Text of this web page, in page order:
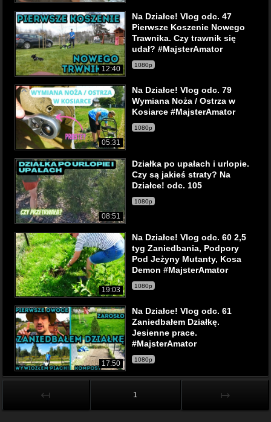
12:40
Na Działce! Vlog odc. 47
Pierwsze Koszenie Nowego
Trawnika. Czy trawnik się
udał? #MajsterAmator
1080p
05:31
Na Działce! Vlog odc. 79
Wymiana Noża / Ostrza w
Kosiarce #MajsterAmator
1080p
08:51
Działka po upałach i urlopie.
Czy są jakieś straty? Na
Działce! odc. 105
1080p
19:03
Na Działce! Vlog odc. 60 2,5
tyg Zaniedbania, Podpory
Pod Jeżyny Mutanty, Kosa
Demon #MajsterAmator
1080p
17:50
Na Działce! Vlog odc. 61
Zaniedbałem Działkę.
Jesienne prace.
#MajsterAmator
1080p
↤ 1 ↦